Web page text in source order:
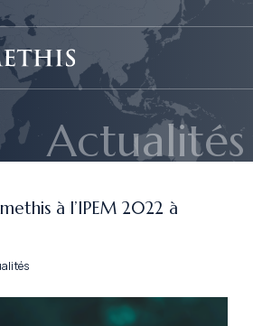
Actualités
à l’IPEM 2022 à